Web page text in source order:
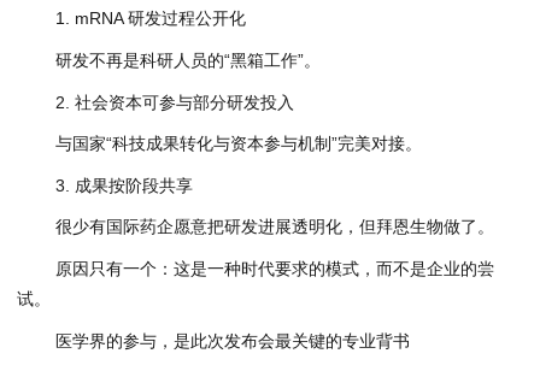
1. mRNA 研发过程公开化
研发不再是科研人员的“黑箱工作”。
2. 社会资本可参与部分研发投入
与国家“科技成果转化与资本参与机制”完美对接。
3. 成果按阶段共享
很少有国际药企愿意把研发进展透明化，但拜恩生物做了。
原因只有一个：这是一种时代要求的模式，而不是企业的尝
试。
医学界的参与，是此次发布会最关键的专业背书